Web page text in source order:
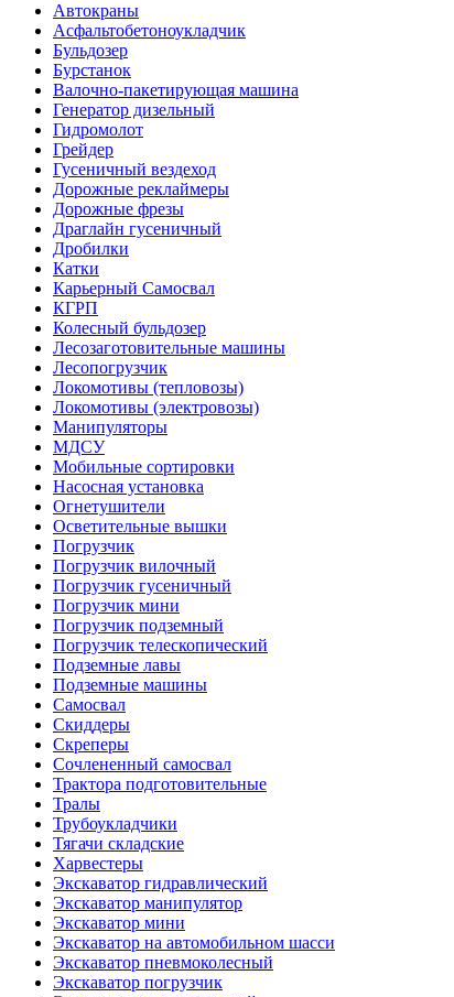
Автокраны
Асфальтобетоноукладчик
Бульдозер
Бурстанок
Валочно-пакетирующая машина
Генератор дизельный
Гидромолот
Грейдер
Гусеничный вездеход
Дорожные реклаймеры
Дорожные фрезы
Драглайн гусеничный
Дробилки
Катки
Карьерный Самосвал
КГРП
Колесный бульдозер
Лесозаготовительные машины
Лесопогрузчик
Локомотивы (тепловозы)
Локомотивы (электровозы)
Манипуляторы
МДСУ
Мобильные сортировки
Насосная установка
Огнетушители
Осветительные вышки
Погрузчик
Погрузчик вилочный
Погрузчик гусеничный
Погрузчик мини
Погрузчик подземный
Погрузчик телескопический
Подземные лавы
Подземные машины
Самосвал
Скиддеры
Скреперы
Сочлененный самосвал
Трактора подготовительные
Тралы
Трубоукладчики
Тягачи складские
Харвестеры
Экскаватор гидравлический
Экскаватор манипулятор
Экскаватор мини
Экскаватор на автомобильном шасси
Экскаватор пневмоколесный
Экскаватор погрузчик